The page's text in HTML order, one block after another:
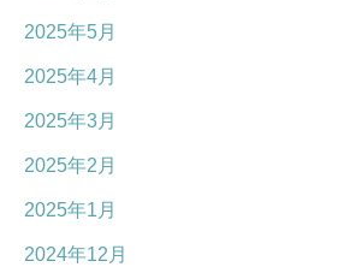
2025年5月
2025年4月
2025年3月
2025年2月
2025年1月
2024年12月